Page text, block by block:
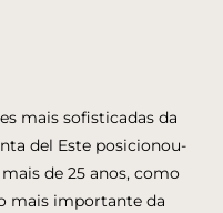
mais sofisticadas da
del Este posicionou-
de 25 anos, como
mais importante da